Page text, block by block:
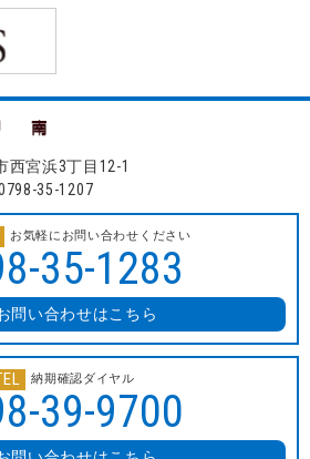
西宮浜3丁目12-1
35-1207
お気軽にお問い合わせください
35-1283
問い合わせはこちら
納期確認ダイヤル
39-9700